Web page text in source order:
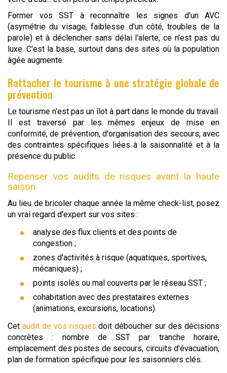
Former vos SST à reconnaître les signes d'un AVC
(asymétrie du visage, faiblesse d'un côté, troubles de la
parole) et à déclencher sans délai l'alerte, ce n'est pas du
luxe. C'est la base, surtout dans des sites où la population
âgée augmente.
Rattacher le tourisme à une stratégie globale de
prévention
Le tourisme n'est pas un îlot à part dans le monde du travail.
Il est traversé par les mêmes enjeux de mise en
conformité, de prévention, d'organisation des secours, avec
des contraintes spécifiques liées à la saisonnalité et à la
présence du public.
Repenser vos audits de risques avant la haute
saison
Au lieu de bricoler chaque année la même check-list, posez
un vrai regard d'expert sur vos sites :
analyse des flux clients et des points de
congestion ;
zones d'activités à risque (aquatiques, sportives,
mécaniques) ;
points isolés ou mal couverts par le réseau SST ;
cohabitation avec des prestataires externes
(animations, excursions, locations).
Cet audit de vos risques doit déboucher sur des décisions
concrètes : nombre de SST par tranche horaire,
emplacement des postes de secours, circuits d'évacuation,
plan de formation spécifique pour les saisonniers clés.